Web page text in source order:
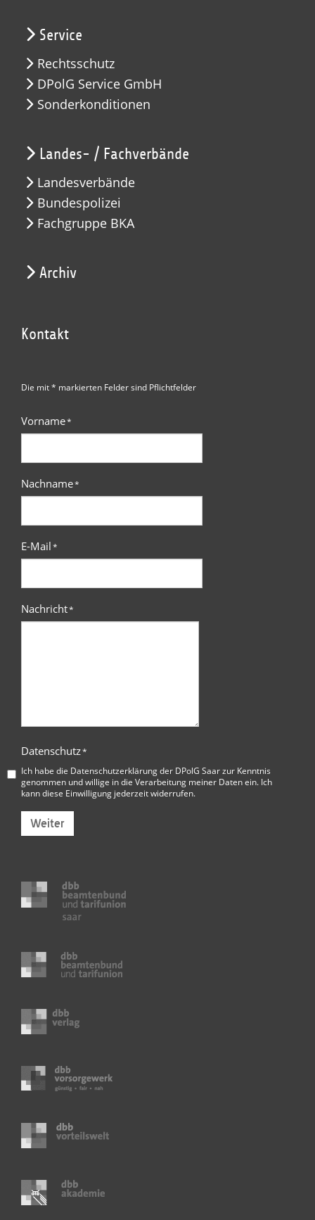
Service
Rechtsschutz
DPolG Service GmbH
Sonderkonditionen
Landes- / Fachverbände
Landesverbände
Bundespolizei
Fachgruppe BKA
Archiv
Kontakt
Die mit * markierten Felder sind Pflichtfelder
Vorname*
Nachname*
E-Mail*
Nachricht*
Datenschutz*
Ich habe die Datenschutzerklärung der DPolG Saarzur Kenntnis
genommen und willige in die Verarbeitung meiner Daten ein. Ich
kann diese Einwilligung jederzeit widerrufen.
Weiter